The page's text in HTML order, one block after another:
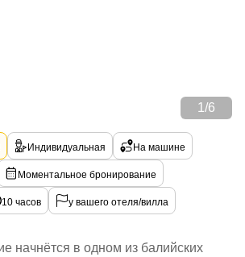
1 /6
Индивидуальная На машине
Моментальное бронирование
10 часов у вашего отеля/вилла
начнётся в одном из балийских